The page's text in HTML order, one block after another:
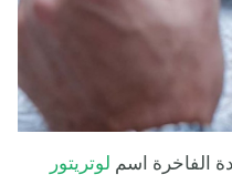
الفاخرة اسم لوتريتور